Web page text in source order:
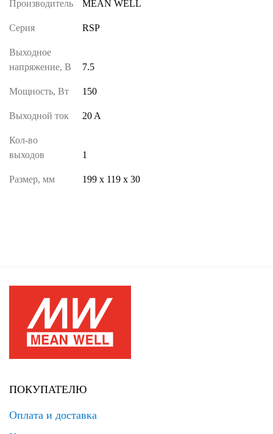
Производитель MEAN WELL
Серия RSP
Выходное
напряжение, В
7.5
Мощность, Вт 150
Выходной ток 20 A
Кол-во
выходов
1
Размер, мм 199 х 119 х 30
ПОКУПАТЕЛЮ
Оплата и доставка